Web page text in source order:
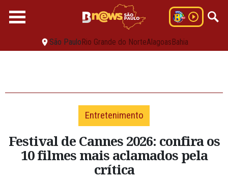
São PauloRio Grande do NorteAlagoasBahia
Entretenimento
Festival de Cannes 2026: confira os
10 filmes mais aclamados pela
crítica